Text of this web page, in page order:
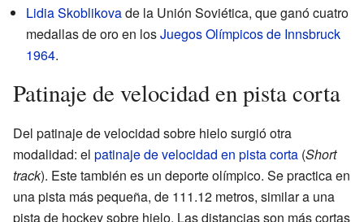
Lidia Skoblikovade la Unión Soviética, que ganó cuatro
medallas de oro en losJuegos Olímpicos de Innsbruck
1964.
Patinaje de velocidad en pista corta
Del patinaje de velocidad sobre hielo surgió otra
modalidad: el patinaje de velocidad en pista corta (Short
track). Este también es un deporte olímpico. Se practica en
una pista más pequeña, de 111.12 metros, similar a una
pista de hockey sobre hielo. Las distancias son más cortas